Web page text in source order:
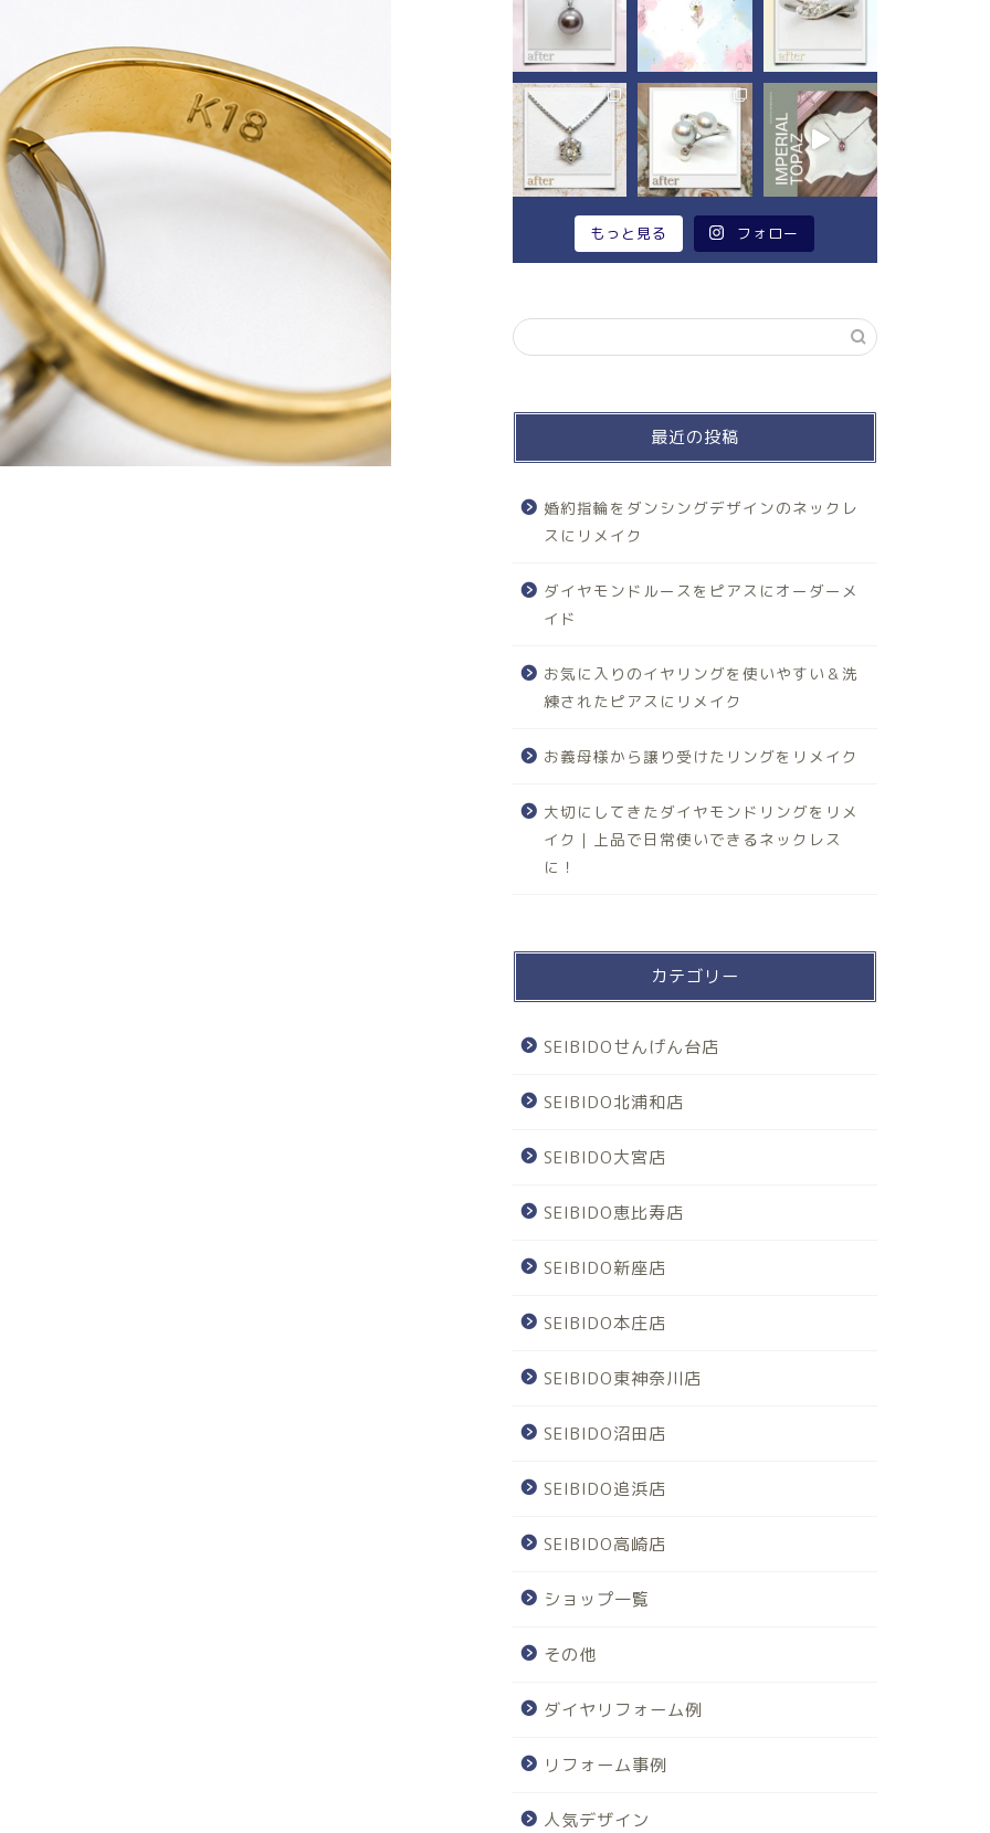
もっと見る フォロー
最近の投稿
婚約指輪をダンシングデザインのネックレ
スにリメイク
ダイヤモンドルースをピアスにオーダーメ
イド
お気に入りのイヤリングを使いやすい＆洗
練されたピアスにリメイク
お義母様から譲り受けたリングをリメイク
大切にしてきたダイヤモンドリングをリメ
イク｜上品で日常使いできるネックレス
に！
カテゴリー
SEIBIDOせんげん台店
SEIBIDO北浦和店
SEIBIDO大宮店
SEIBIDO恵比寿店
SEIBIDO新座店
SEIBIDO本庄店
SEIBIDO東神奈川店
SEIBIDO沼田店
SEIBIDO追浜店
SEIBIDO高崎店
ショップ一覧
その他
ダイヤリフォーム例
リフォーム事例
人気デザイン